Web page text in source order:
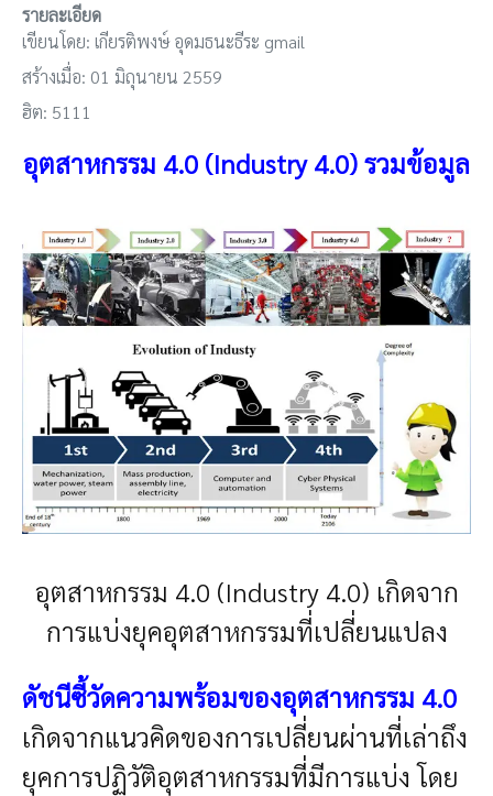
รายละเอียด
เขียนโดย: เกียรติพงษ์ อุดมธนะธีระ gmail
สร้างเมื่อ: 01 มิถุนายน 2559
ฮิต: 5111
อุตสาหกรรม 4.0 (Industry 4.0) รวมข้อมูล
อุตสาหกรรม 4.0 (Industry 4.0) เกิดจาก
การแบ่งยุคอุตสาหกรรมที่เปลี่ยนแปลง
ดัชนีซี้วัดความพร้อมของอุตสาหกรรม 4.0
เกิดจากแนวคิดของการเปลี่ยนผ่านที่เล่าถึง
ยุคการปฏิวัติอุตสาหกรรมที่มีการแบ่ง โดย